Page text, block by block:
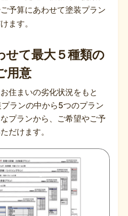
予算にあわせて塗装プラン
ます。
せて最大５種類の
用意
住まいの劣化状況をもと
ランの中から5つのプラン
プランから、ご希望やご予
だけます。